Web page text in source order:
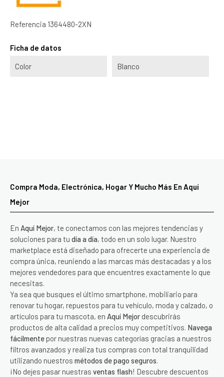
Referencia 1364480-2XN
Ficha de datos
Color Blanco
Compra Moda, Electrónica, Hogar Y Mucho Más En Aquí
Mejor
En Aquí Mejor, te conectamos con las mejores tendencias y
soluciones para tu día a día, todo en un solo lugar. Nuestro
marketplace está diseñado para ofrecerte una experiencia de
compra única, reuniendo a las marcas más destacadas y a los
mejores vendedores para que encuentres exactamente lo que
necesitas.
Ya sea que busques el último smartphone, mobiliario para
renovar tu hogar, repuestos para tu vehículo, moda y calzado, o
artículos para tu mascota, en Aquí Mejor descubrirás
productos de alta calidad a precios muy competitivos. Navega
fácilmente por nuestras nuevas categorías gracias a nuestros
filtros avanzados y realiza tus compras con total tranquilidad
utilizando nuestros métodos de pago seguros.
¡No dejes pasar nuestras ventas flash! Descubre descuentos